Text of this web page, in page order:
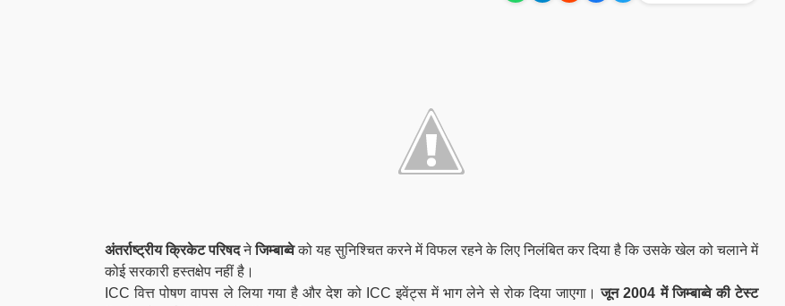
अंतर्राष्ट्रीय क्रिकेट परिषदनेजिम्बाब्वेको यह सुनिश्चित करने में विफल रहने के लिए निलंबित कर दिया है कि उसके खेल को चलाने में
कोई सरकारी हस्तक्षेप नहीं है।
ICC वित्त पोषण वापस ले लिया गया है और देश को ICC इवेंट्स में भाग लेने से रोक दिया जाएगा।जून 2004 में जिम्बाब्वे की टेस्ट